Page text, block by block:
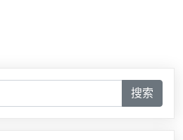
搜索